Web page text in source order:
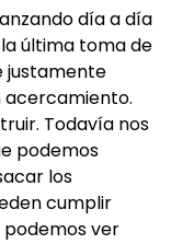
día a día
última toma de
justamente
acercamiento.
Todavía nos
podemos
los
cumplir
ver